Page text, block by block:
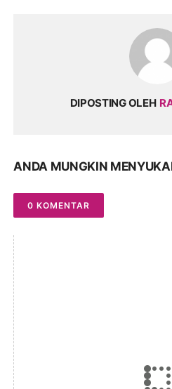
DIPOSTING OLEH
ANDA MUNGKIN
0 KOMENTAR